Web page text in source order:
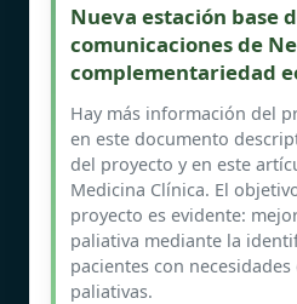
Nueva estación base
comunicaciones de
complementariedad
Hay más información del
en este documento
del proyecto y en este
Medicina Clínica. El
proyecto es evidente:
paliativa mediante la
pacientes con
paliativas.